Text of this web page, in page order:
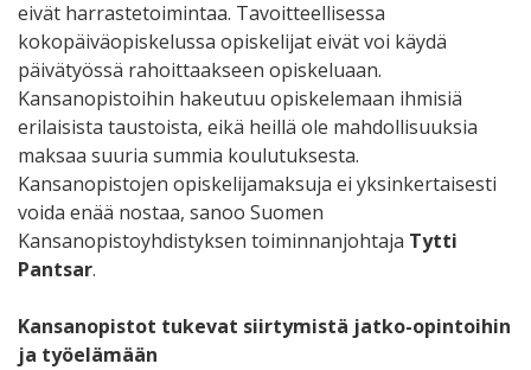
eivät harrastetoimintaa. Tavoitteellisessa
kokopäiväopiskelussa opiskelijat eivät voi käydä
päivätyössä rahoittaakseen opiskeluaan.
Kansanopistoihin hakeutuu opiskelemaan ihmisiä
erilaisista taustoista, eikä heillä ole mahdollisuuksia
maksaa suuria summia koulutuksesta.
Kansanopistojen opiskelijamaksuja ei yksinkertaisesti
voida enää nostaa, sanoo Suomen
Kansanopistoyhdistyksen toiminnanjohtaja Tytti
Pantsar.
Kansanopistot tukevat siirtymistä jatko-opintoihin
ja työelämään